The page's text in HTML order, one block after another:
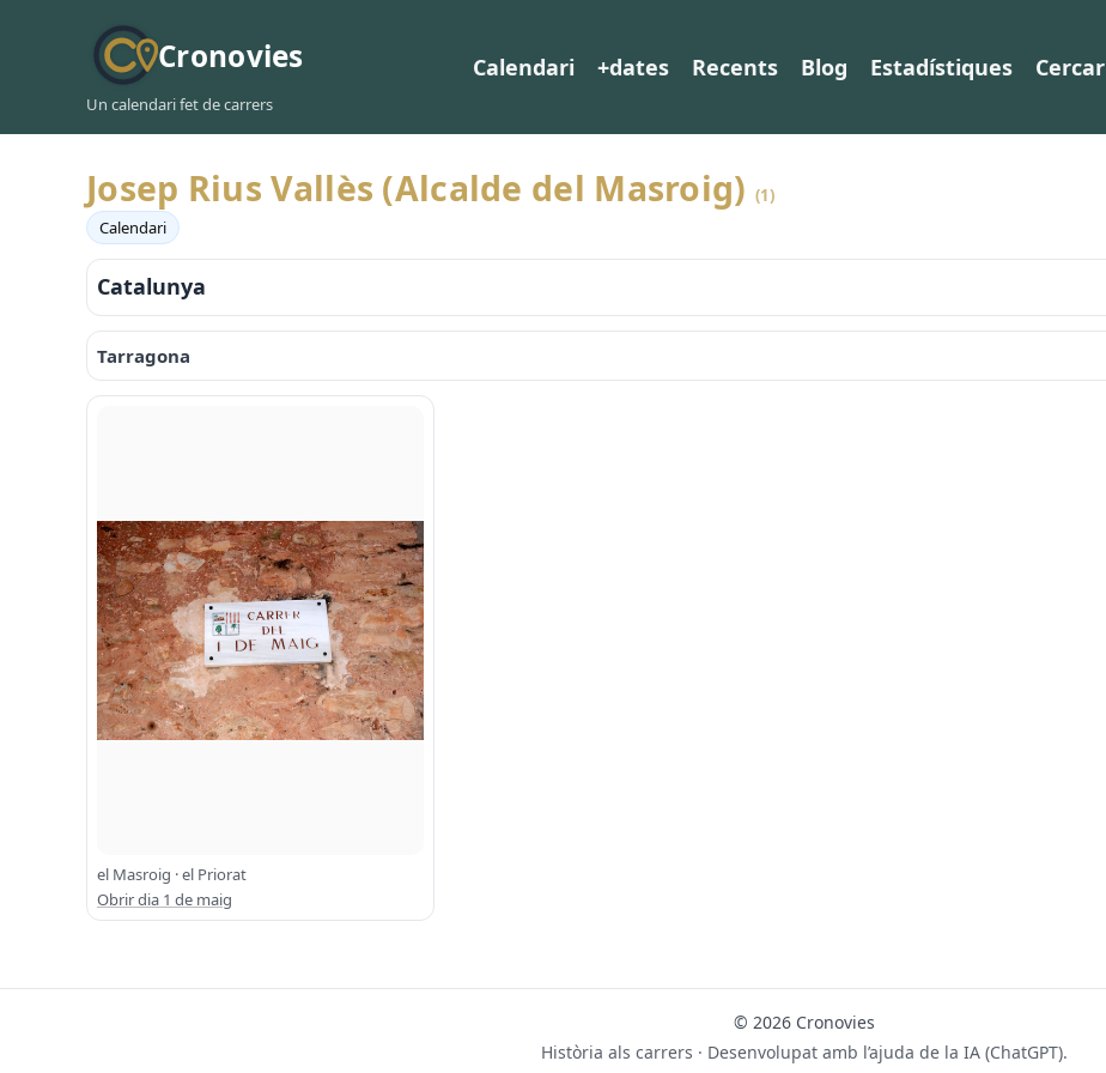
Cronovies
Un calendari fet de carrers
Calendari +dates Recents Blog Estadístiques Cercar
Josep Rius Vallès (Alcalde del Masroig) (1)
Calendari
Catalunya
Tarragona
el Masroig · el Priorat
Obrir dia 1 de maig
© 2026 Cronovies
Història als carrers · Desenvolupat amb l’ajuda de la IA (ChatGPT).